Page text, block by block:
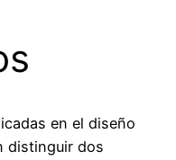
en el diseño
distinguir dos